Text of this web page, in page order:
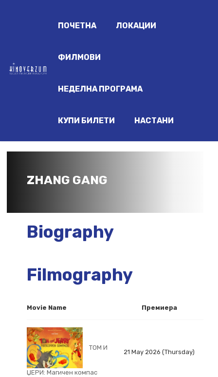
ПОЧЕТНА ЛОКАЦИИ
ФИЛМОВИ
НЕДЕЛНА ПРОГРАМА
КУПИ БИЛЕТИ НАСТАНИ
ZHANG GANG
Biography
Filmography
Movie Name Премиера
ТОМ И
ЏЕРИ: Магичен компас
21 May 2026 (Thursday)